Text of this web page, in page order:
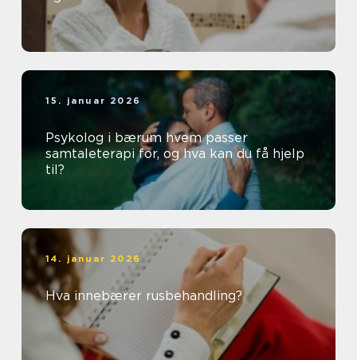
15. januar 2026
Psykolog i bærum hvem passer
samtaleterapi for, og hva kan du få hjelp
til?
14. januar 2026
Hva innebærer rusbehandling?